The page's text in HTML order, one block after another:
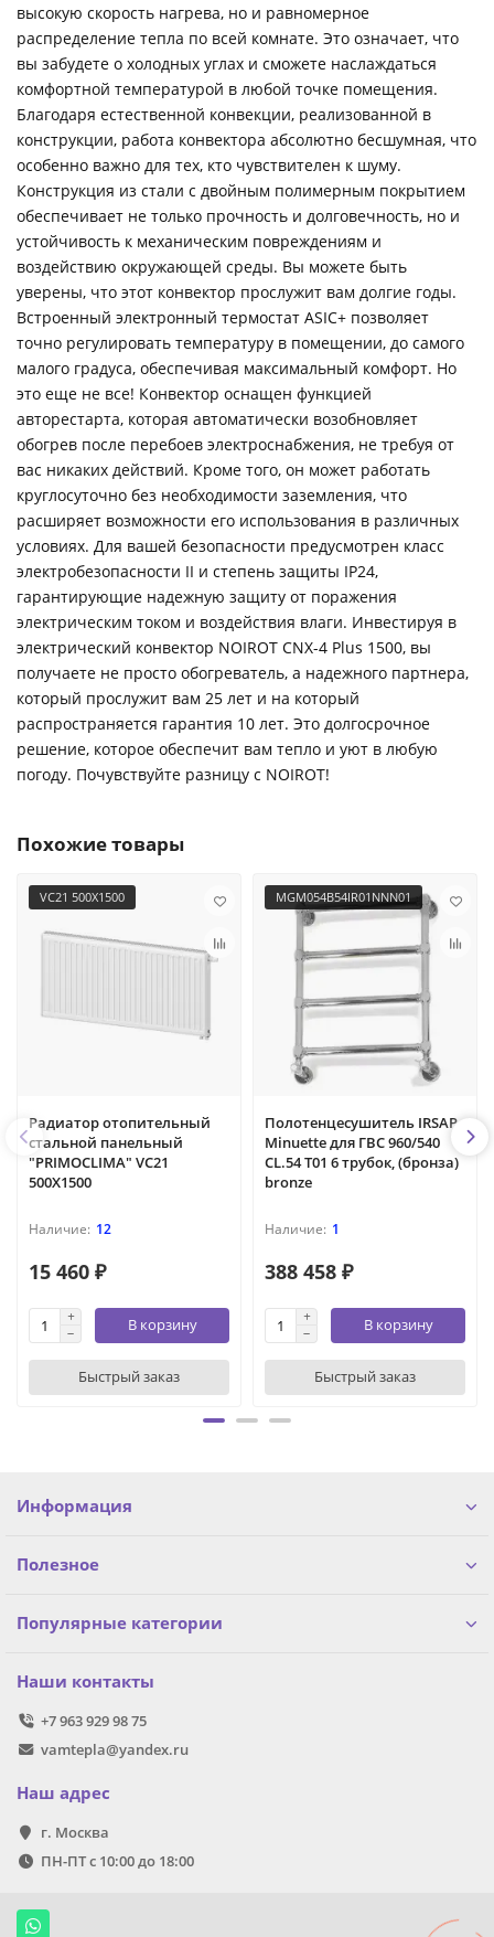
высокую скорость нагрева, но и равномерное
распределение тепла по всей комнате. Это означает, что
вы забудете о холодных углах и сможете наслаждаться
комфортной температурой в любой точке помещения.
Благодаря естественной конвекции, реализованной в
конструкции, работа конвектора абсолютно бесшумная, что
особенно важно для тех, кто чувствителен к шуму.
Конструкция из стали с двойным полимерным покрытием
обеспечивает не только прочность и долговечность, но и
устойчивость к механическим повреждениям и
воздействию окружающей среды. Вы можете быть
уверены, что этот конвектор прослужит вам долгие годы.
Встроенный электронный термостат ASIC+ позволяет
точно регулировать температуру в помещении, до самого
малого градуса, обеспечивая максимальный комфорт. Но
это еще не все! Конвектор оснащен функцией
авторестарта, которая автоматически возобновляет
обогрев после перебоев электроснабжения, не требуя от
вас никаких действий. Кроме того, он может работать
круглосуточно без необходимости заземления, что
расширяет возможности его использования в различных
условиях. Для вашей безопасности предусмотрен класс
электробезопасности II и степень защиты IP24,
гарантирующие надежную защиту от поражения
электрическим током и воздействия влаги. Инвестируя в
электрический конвектор NOIROT CNX-4 Plus 1500, вы
получаете не просто обогреватель, а надежного партнера,
который прослужит вам 25 лет и на который
распространяется гарантия 10 лет. Это долгосрочное
решение, которое обеспечит вам тепло и уют в любую
погоду. Почувствуйте разницу с NOIROT!
Похожие товары
VC21 500X1500
Радиатор отопительный
стальной панельный
"PRIMOCLIMA" VC21
500X1500
12
15 460 ₽
В корзину
Быстрый заказ
MGM054B54IR01NNN01
Полотенцесушитель IRSAP
Minuette для ГВС 960/540
CL.54 T01 6 трубок, (бронза)
bronze
1
388 458 ₽
В корзину
Быстрый заказ
Информация
Полезное
Популярные категории
Наши контакты
+7 963 929 98 75
vamtepla@yandex.ru
Наш адрес
г. Москва
ПН-ПТ с 10:00 до 18:00